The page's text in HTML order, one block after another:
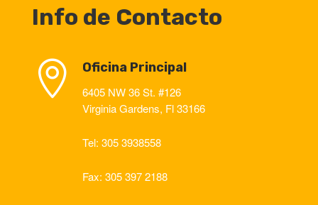
Info de Contacto
 Oficina Principal
6405 NW 36 St. #126
Virginia Gardens, Fl 33166
Tel: 305 3938558
Fax: 305 397 2188